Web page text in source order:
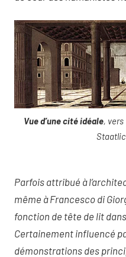
Vue d’une cité idéale, vers
Parfois attribué à
même à Francesco di
fonction de tête de lit
Certainement influencé
démonstrations des